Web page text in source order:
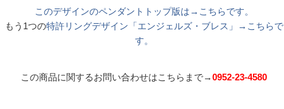
このデザインのペンダントトップ版は→こちらです。
もう1つの特許リングデザイン「エンジェルズ・ブレス」→こちらで
す。
この商品に関するお問い合わせはこちらまで→0952-23-4580